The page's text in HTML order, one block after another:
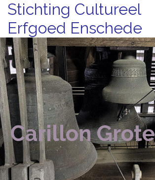
Stichting Cultureel
Erfgoed Enschede
Carillon